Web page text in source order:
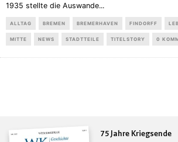
1935 stellte die Auswande...
ALLTAG BREMEN BREMERHAVEN FINDORFF
MITTE NEWS STADTTEILE TITELSTORY 0
75 Jahre Kriegsende